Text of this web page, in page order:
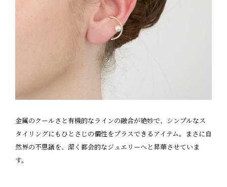
金属のクールさと有機的なラインの融合が絶妙で、シンプルなス
タイリングにもひとさじの個性をプラスできるアイテム。まさに自
然界の不思議を、潔く都会的なジュエリーへと昇華させていま
す。